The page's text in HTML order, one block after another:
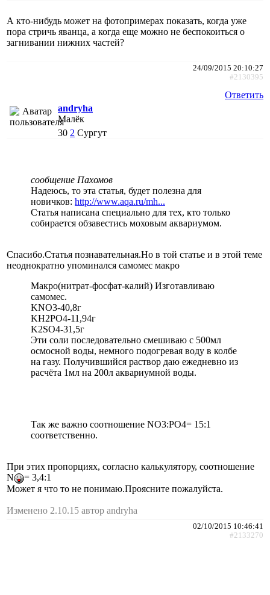
А кто-нибудь может на фотопримерах показать, когда уже
пора стричь яванца, а когда еще можно не беспокоиться о
загнивании нижних частей?
24/09/2015 20:10:27
#2130395
Ответить
andryha
Малёк
30 2 Сургут
сообщение Пахомов
Надеюсь, то эта статья, будет полезна для
новичков: http://www.aqa.ru/mh...
Статья написана специально для тех, кто только
собирается обзавестись моховым аквариумом.
Спасибо.Статья познавательная.Но в той статье и в этой теме
неоднократно упоминался самомес макро
Макро(нитрат-фосфат-калий) Изготавливаю
самомес.
KNO3-40,8г
KH2PO4-11,94г
K2SO4-31,5г
Эти соли последовательно смешиваю с 500мл
осмосной воды, немного подогревая воду в колбе
на газу. Получившийся раствор даю ежедневно из
расчёта 1мл на 200л аквариумной воды.
Так же важно соотношение NO3:РO4= 15:1
соответственно.
При этих пропорциях, согласно калькулятору, соотношение
N
= 3,4:1
Может я что то не понимаю.Проясните пожалуйста.
Изменено 2.10.15 автор andryha
02/10/2015 10:46:41
#2133270